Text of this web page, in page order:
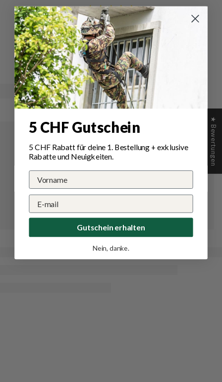
Schreiben Sie die erste Bewertung
Schreibe
eine
Bewertung
Eine
Frage
stellen
★ Bewertungen
5 CHF Gutschein
5 CHF Rabatt für deine 1. Bestellung+ exklusive
Rabatte und Neuigkeiten.
Gutschein erhalten
Nein, danke.